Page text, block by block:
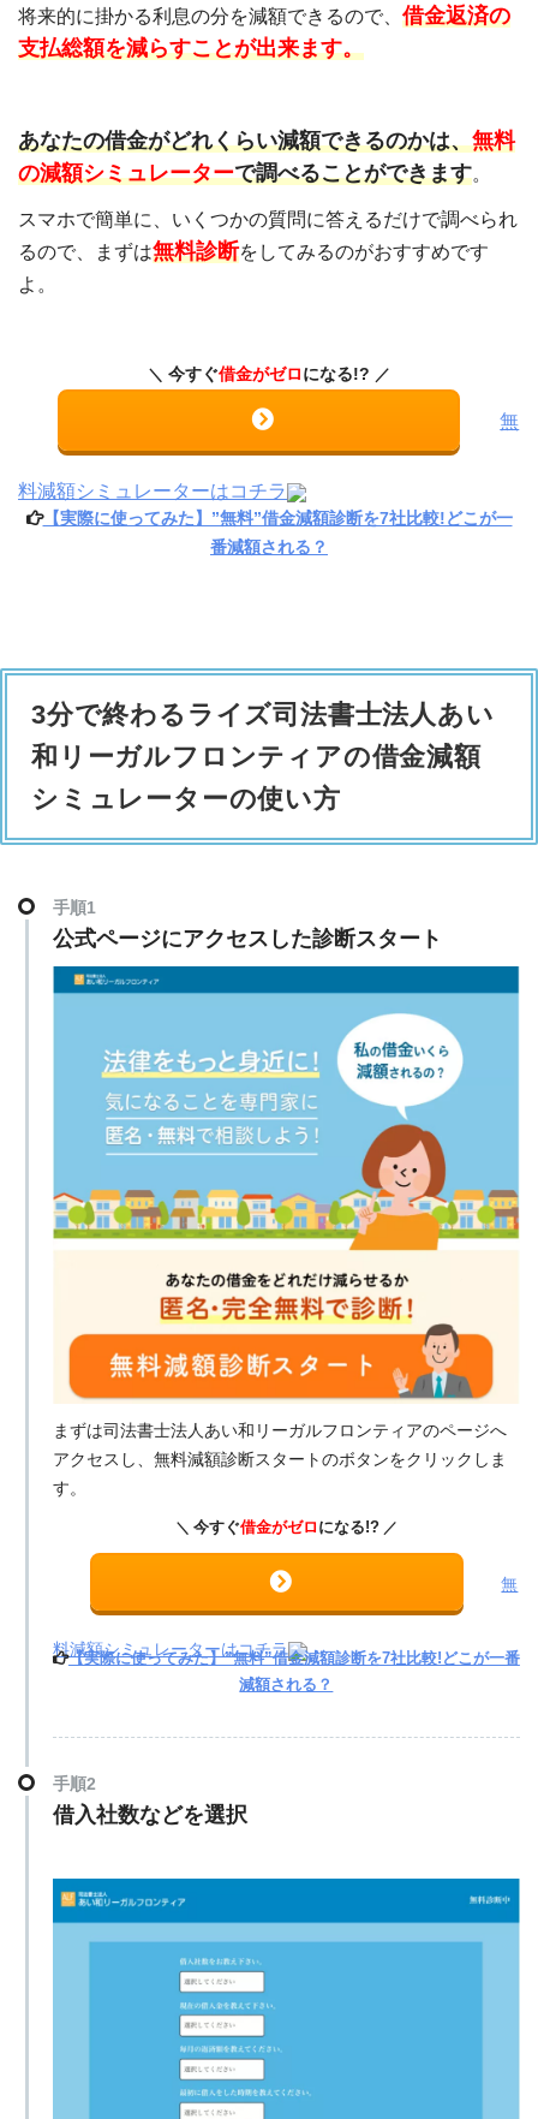
将来的に掛かる利息の分を減額できるので、 借金返済の
支払総額を減らすことが出来ます。
あなたの借金がどれくらい減額できるのかは、無料
の減額シミュレーターで調べることができます。
スマホで簡単に、いくつかの質問に答えるだけで調べられ
るので、まずは無料診断をしてみるのがおすすめです
よ。
今すぐ借金がゼロになる!?
無
料減額シミュレーターはコチラ
【実際に使ってみた】”無料”借金減額診断を7社比較!どこが一
番減額される？
3分で終わるライズ司法書士法人あい
和リーガルフロンティアの借金減額
シミュレーターの使い方
手順1
公式ページにアクセスした診断スタート
まずは司法書士法人あい和リーガルフロンティアのページへ
アクセスし、無料減額診断スタートのボタンをクリックしま
す。
今すぐ借金がゼロ になる!?
無
料減額シミュレーターはコチラ
【実際に使ってみた】”無料”借金減額診断を7社比較!どこが一番
減額される？
手順2
借入社数などを選択